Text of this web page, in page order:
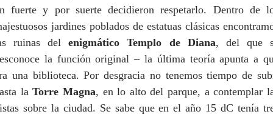
fuerte y por suerte decidieron respetarlo. Dentro de
jardines poblados de estatuas clásicas
ruinas delenigmático Templo de Diana, del que
la función original – la última teoría apunta a
una biblioteca. Por desgracia no tenemos tiempo de
laTorre Magna, en lo alto del parque, a contemplar
sobre la ciudad. Se sabe que en el año 15 dC tenía